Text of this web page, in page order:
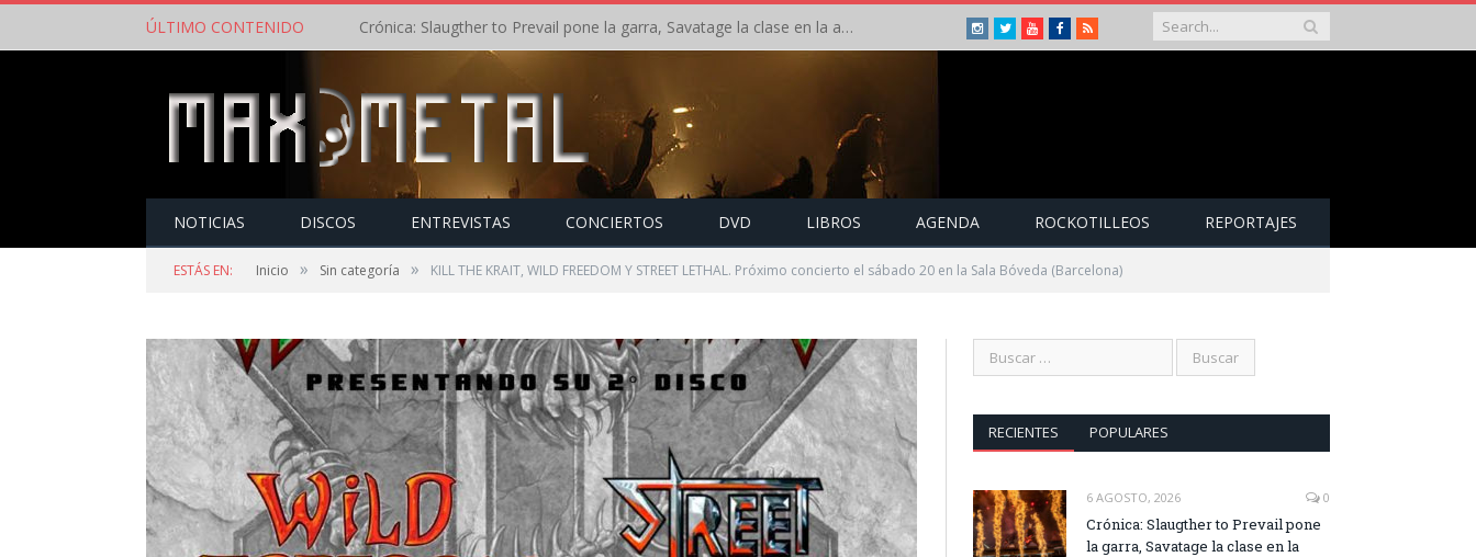
ÚLTIMO CONTENIDO Crónica: Slaugther to Prevail pone la garra, Savatage la clase en la apertura del Leyendas del Rock – Miércoles – Agosto 2026 Instagram
TwitterYoutubeFacebook
RSS
NOTICIAS DISCOS ENTREVISTAS CONCIERTOS DVD LIBROS AGENDA ROCKOTILLEOS REPORTAJES
ESTÁS EN: Inicio » Sin categoría » KILL THE KRAIT, WILD FREEDOM Y STREET LETHAL. Próximo concierto el sábado 20 en la Sala Bóveda (Barcelona)
RECIENTES POPULARES
6 AGOSTO, 2026 0
Crónica: Slaugther to Prevail pone
la garra, Savatage la clase en la